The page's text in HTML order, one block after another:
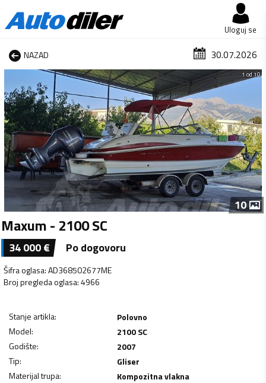
Uloguj se
NAZAD 30.07.2026
1 od 10
10
Maxum - 2100 SC
34 000€ Po dogovoru
Šifra oglasa:AD368502677ME
Broj pregleda oglasa:4966
Stanje artikla:
Polovno
Model:
2100 SC
Godište:
2007
Tip:
Gliser
Materijal trupa:
Kompozitna vlakna